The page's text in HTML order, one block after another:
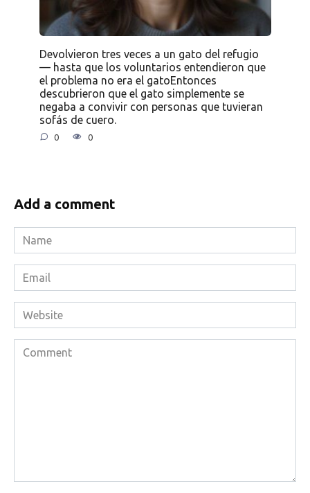
Devolvieron tres veces a un gato del refugio
— hasta que los voluntarios entendieron que
el problema no era el gatoEntonces
descubrieron que el gato simplemente se
negaba a convivir con personas que tuvieran
sofás de cuero.
0 0
Add a comment
Name
*
Email
*
Website
Comment